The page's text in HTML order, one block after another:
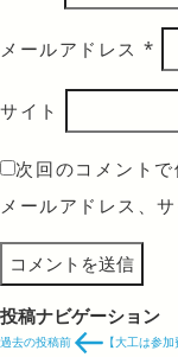
メールアドレス *
サイト
次回のコメント
メールアドレス、
投稿ナビゲーション
過去の投稿前 【大工は参